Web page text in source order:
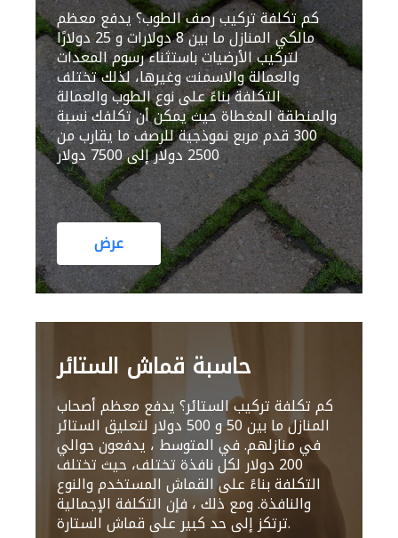
كم تكلفة تركيب رصف الطوب؟ يدفع معظم
مالكي المنازل ما بين 8 دولارات و 25 دولارًا
لتركيب الأرضيات باستثناء رسوم المعدات
والعمالة والاسمنت وغيرها، لذلك تختلف
التكلفة بناءً على نوع الطوب والعمالة
والمنطقة المغطاة حيث يمكن أن تكلفك نسبة
300 قدم مربع نموذجية للرصف ما يقارب من
2500 دولار إلى 7500 دولار
عرض
حاسبة قماش الستائر
كم تكلفة تركيب الستائر؟ يدفع معظم أصحاب
المنازل ما بين 50 و 500 دولار لتعليق الستائر
في منازلهم. في المتوسط ، يدفعون حوالي
200 دولار لكل نافذة تختلف، حيث تختلف
التكلفة بناءً على القماش المستخدم والنوع
والنافذة. ومع ذلك ، فإن التكلفة الإجمالية
ترتكز إلى حد كبير على قماش الستارة.